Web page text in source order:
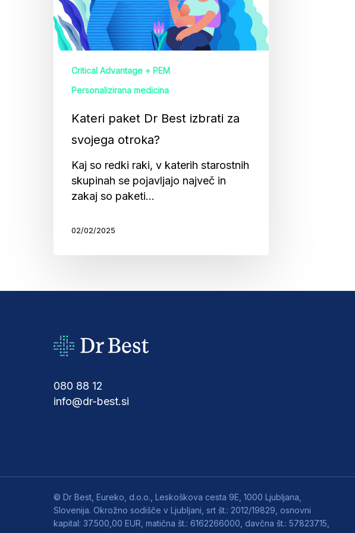
svojega
otroka?
Critical Advantage + PEM
Personalizirana medicina
Kateri paket Dr Best izbrati za
svojega otroka?
Kaj so redki raki, v katerih starostnih
skupinah se pojavljajo največ in
zakaj so paketi…
02/02/2025
080 88 12
info@dr-best.si
© Dr Best, Eureko, d.o.o., Leskoškova cesta 9E, 1000 Ljubljana,
Slovenija. Okrožno sodišče v Ljubljani, srt št.: 2012/19829, osnovni
kapital: 37.500,00 EUR, matična št.: 6162266000, davčna št.: 57823715,